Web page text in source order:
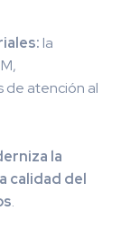
la
de atención al
la
calidad del
.